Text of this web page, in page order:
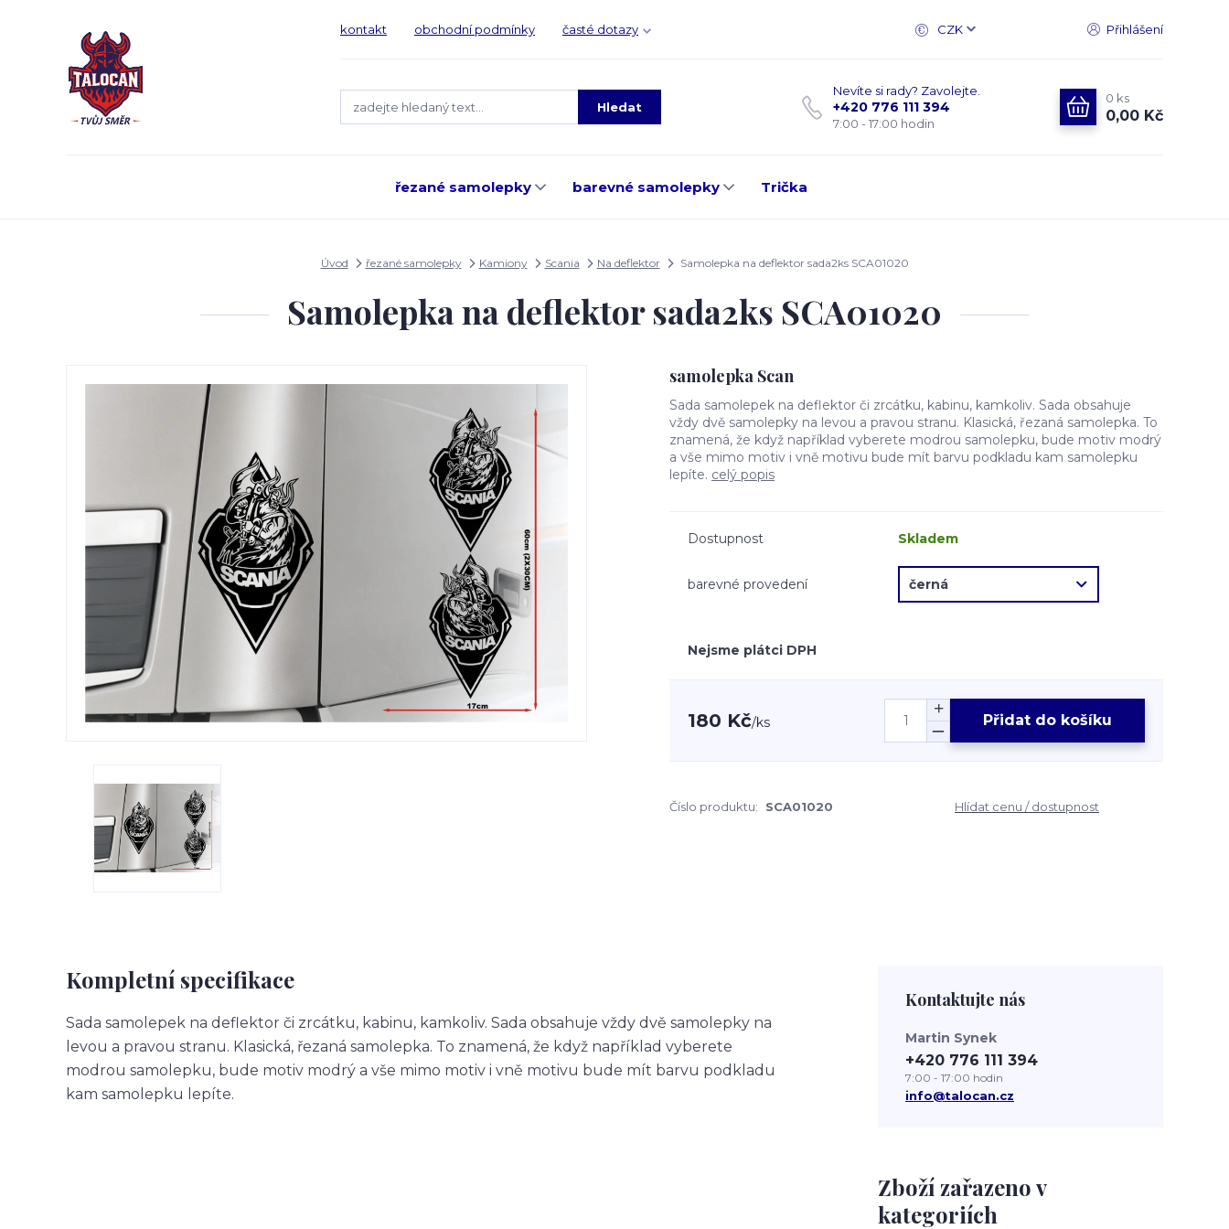
kontakt obchodní podmínky časté dotazy CZK Přihlášení
Hledat
Nevíte si rady? Zavolejte.
+420 776 111 394
7:00 - 17:00 hodin
0 ks
0,00 Kč
řezané samolepky barevné samolepky Trička
Úvod řezané samolepky Kamiony Scania Na deflektor Samolepka na deflektor sada2ks SCA01020
Samolepka na deflektor sada2ks SCA01020
samolepka Scan
Sada samolepek na deflektor či zrcátku, kabinu, kamkoliv. Sada obsahuje
vždy dvě samolepky na levou a pravou stranu. Klasická, řezaná samolepka. To
znamená, že když například vyberete modrou samolepku, bude motiv modrý
a vše mimo motiv i vně motivu bude mít barvu podkladu kam samolepku
lepíte. celý popis
Dostupnost Skladem
barevné provedení
Nejsme plátci DPH
180 Kč/ks Přidat do košíku
Číslo produktu: SCA01020 Hlídat cenu / dostupnost
Kompletní specifikace
Sada samolepek na deflektor či zrcátku, kabinu, kamkoliv. Sada obsahuje vždy dvě samolepky na
levou a pravou stranu. Klasická, řezaná samolepka. To znamená, že když například vyberete
modrou samolepku, bude motiv modrý a vše mimo motiv i vně motivu bude mít barvu podkladu
kam samolepku lepíte.
Zboží zařazeno v
kategoriích
Kontaktujte nás
Martin Synek
+420 776 111 394
7:00 - 17:00 hodin
info@talocan.cz